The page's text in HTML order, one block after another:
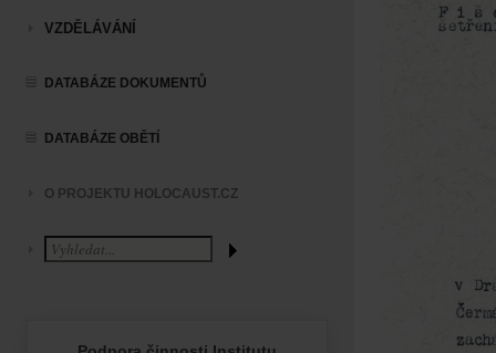
VZDĚLÁVÁNÍ
DATABÁZE DOKUMENTŮ
DATABÁZE OBĚTÍ
O PROJEKTU HOLOCAUST.CZ